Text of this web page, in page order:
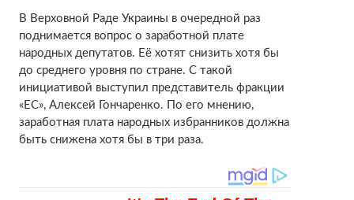
В Верховной Раде Украины в очередной раз
поднимается вопрос о заработной плате
народных депутатов. Её хотят снизить хотя бы
до среднего уровня по стране. С такой
инициативой выступил представитель фракции
«ЕС», Алексей Гончаренко. По его мнению,
заработная плата народных избранников должна
быть снижена хотя бы в три раза.